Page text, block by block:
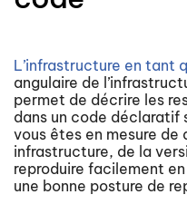
L’infrastructure en tant
angulaire de
permet de décrire les
dans un code déclaratif
vous êtes en mesure
infrastructure, de la
reproduire facilement
une bonne posture de